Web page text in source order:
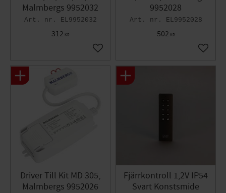
Malmbergs 9952032
EL9952032
312 KR
Lägg till i favoriter
9952028
EL9952028
502 KR
Lägg
Driver Till Kit MD 305,
Malmbergs 9952026
Fjärrkontroll 1,2V IP54
Svart Konstsmide